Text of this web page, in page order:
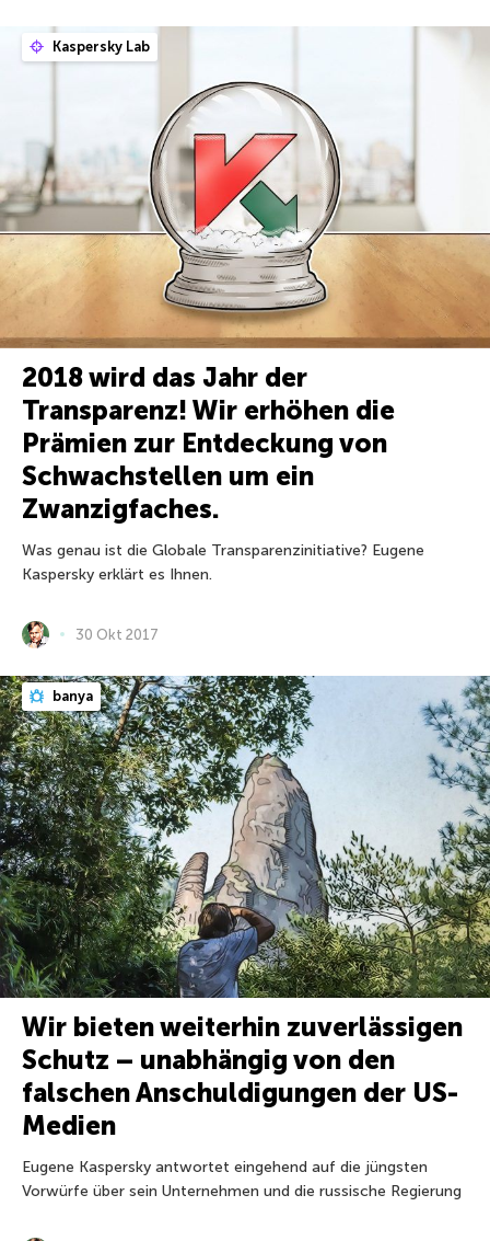
Kaspersky Lab
2018 wird das Jahr der
Transparenz! Wir erhöhen die
Prämien zur Entdeckung von
Schwachstellen um ein
Zwanzigfaches.
Was genau ist die Globale Transparenzinitiative? Eugene
Kaspersky erklärt es Ihnen.
30 Okt 2017
banya
Wir bieten weiterhin zuverlässigen
Schutz – unabhängig von den
falschen Anschuldigungen der US-
Medien
Eugene Kaspersky antwortet eingehend auf die jüngsten
Vorwürfe über sein Unternehmen und die russische Regierung